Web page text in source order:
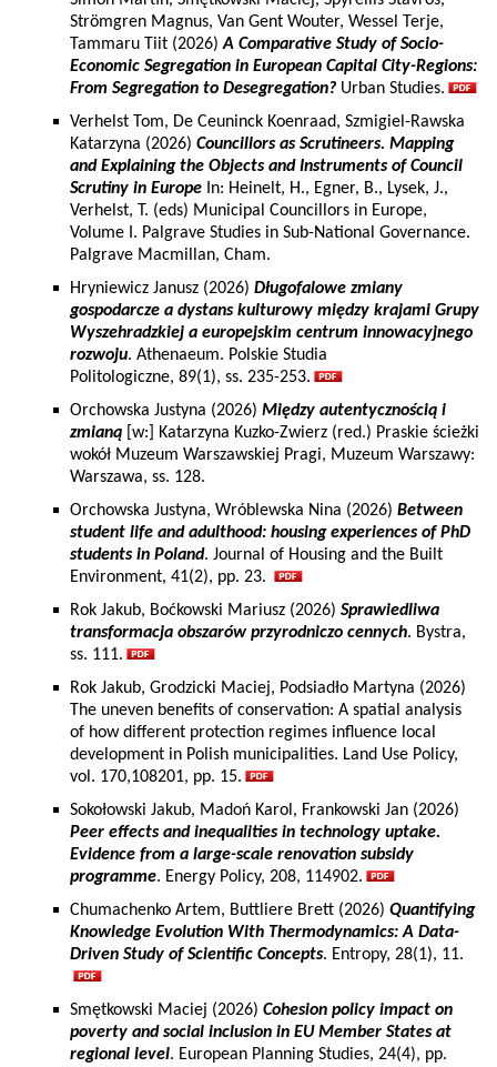
Strömgren Magnus, Van Gent Wouter, Wessel Terje,
Tammaru Tiit (2026)A Comparative Study of Socio-
Economic Segregation in European Capital City-Regions:
From Segregation to Desegregation? Urban Studies.
Verhelst Tom, De Ceuninck Koenraad, Szmigiel-Rawska
Katarzyna (2026) Councillors as Scrutineers. Mapping
and Explaining the Objects and Instruments of Council
Scrutiny in Europe In: Heinelt, H., Egner, B., Lysek, J.,
Verhelst, T. (eds) Municipal Councillors in Europe,
Volume I. Palgrave Studies in Sub-National Governance.
Palgrave Macmillan, Cham.
Hryniewicz Janusz (2026) Długofalowe zmiany
gospodarcze a dystans kulturowy między krajami Grupy
Wyszehradzkiej a europejskim centrum innowacyjnego
rozwoju. Athenaeum. Polskie Studia
Politologiczne, 89(1), ss. 235-253.
Orchowska Justyna (2026) Między autentycznością i
zmianą [w:] Katarzyna Kuzko-Zwierz (red.) Praskie ścieżki
wokół Muzeum Warszawskiej Pragi, Muzeum Warszawy:
Warszawa, ss. 128.
Orchowska Justyna, Wróblewska Nina (2026) Between
student life and adulthood: housing experiences of PhD
students in Poland. Journal of Housing and the Built
Environment, 41(2), pp. 23.
Rok Jakub, Boćkowski Mariusz (2026) Sprawiedliwa
transformacja obszarów przyrodniczo cennych. Bystra,
ss. 111.
Rok Jakub, Grodzicki Maciej, Podsiadło Martyna (2026)
The uneven benefits of conservation: A spatial analysis
of how different protection regimes influence local
development in Polish municipalities. Land Use Policy,
vol. 170,108201, pp. 15.
Sokołowski Jakub, Madoń Karol, Frankowski Jan (2026)
Peer effects and inequalities in technology uptake.
Evidence from a large-scale renovation subsidy
programme. Energy Policy, 208, 114902.
Chumachenko Artem, Buttliere Brett (2026) Quantifying
Knowledge Evolution With Thermodynamics: A Data-
Driven Study of Scientific Concepts. Entropy, 28(1), 11.
Smętkowski Maciej (2026) Cohesion policy impact on
poverty and social inclusion in EU Member States at
regional level. European Planning Studies, 24(4), pp.